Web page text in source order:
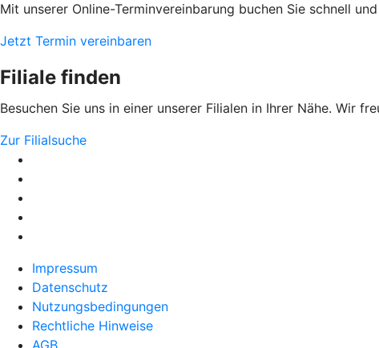
Mit unserer Online-Terminvereinbarung buchen Sie schnell
Jetzt Termin vereinbaren
Filiale finden
Besuchen Sie uns in einer unserer Filialen in Ihrer Nähe. Wir
Zur Filialsuche
Impressum
Datenschutz
Nutzungsbedingungen
Rechtliche Hinweise
AGB